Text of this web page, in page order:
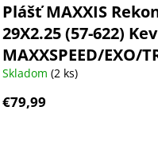
Plášť MAXXIS
29X2.25 (57-622)
MAXXSPEED/EXO/
Skladom (2 ks)
€79,99